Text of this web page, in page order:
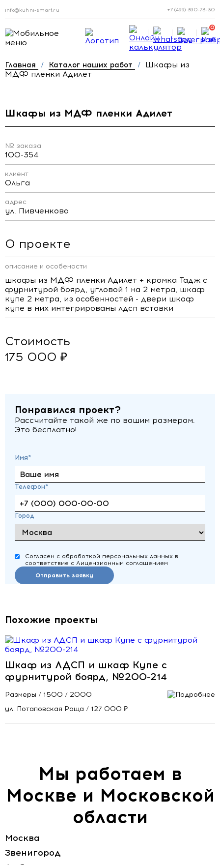
info@kuhni-smart.ru +7 (499) 390-73-30
0
Главная / Каталог наших работ /
Шкафы из
МДФ пленки Адилет
Шкафы из МДФ пленки Адилет
№ заказа
100-354
клиент
Ольга
адрес
ул. Пивченкова
О проекте
описание и особености
шкафы из МДФ пленки Адилет + кромка Тадж с
фурнитурой боярд, угловой 1 на 2 метра, шкаф
купе 2 метра, из особенностей - двери шкаф
купе в них интегрированы лдсп вставки
Стоимость
175 000 ₽
Понравился проект?
Рассчитайте такой же по вашим размерам.
Это бесплатно!
Имя*
Телефон*
Город
Согласен с обработкой персональных данных в
соответствие с Лицензионным соглашением
Отправить заявку
Похожие проекты
Шкаф из ЛДСП и шкаф Купе с
фурнитурой боярд, №200-214
Размеры / 1500 / 2000
ул. Потаповская Роща / 127 000 ₽
Мы работаем в
Москве и Московской
области
Москва
Звенигород